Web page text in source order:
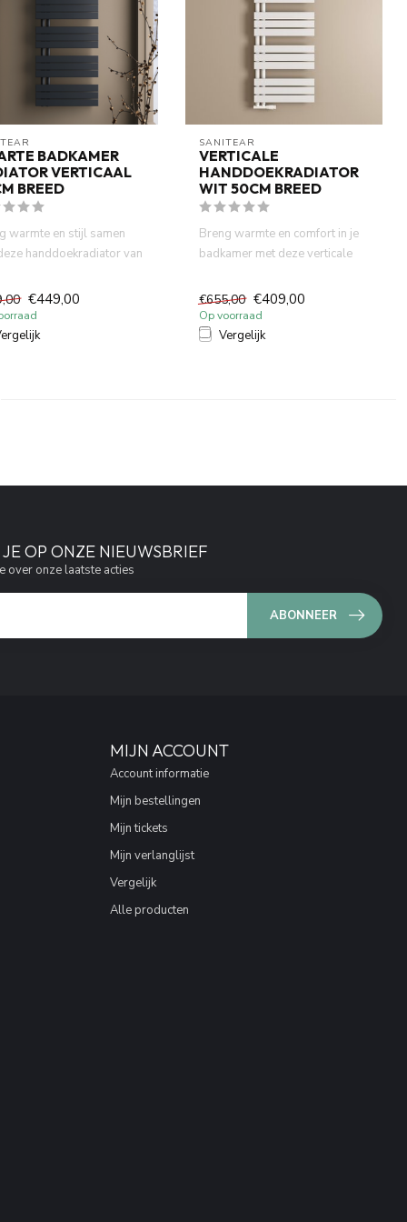
BADKAMER
VERTICAAL
BREED
warmte en stijl samen
handdoekradiator van
€449,00
SANITEAR
VERTICALE
HANDDOEKRADIATOR
WIT 50CM BREED
Breng warmte en comfort in je
badkamer met deze verticale
€655,00 €409,00
Op voorraad
Vergelijk
OP ONZE NIEUWSBRIEF
over onze laatste acties
ABONNEER
MIJN ACCOUNT
Account informatie
Mijn bestellingen
Mijn tickets
Mijn verlanglijst
Vergelijk
Alle producten